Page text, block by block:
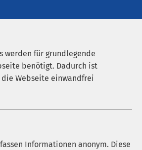
werden für grundlegende
benötigt. Dadurch ist
Webseite einwandfrei
Informationen anonym. Diese
Spektrum-